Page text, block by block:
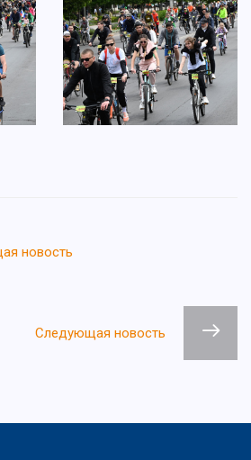
новость
Следующая новость